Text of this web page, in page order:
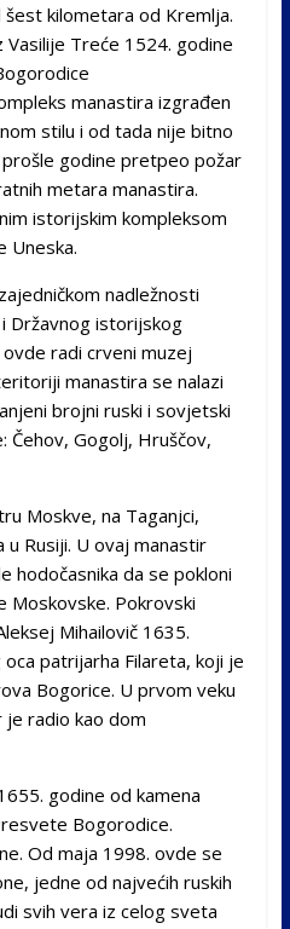
kilometara od Kremlja.
Vasilije Treće 1524. godine
manastira izgrađen
stilu i od tada nije bitno
godine pretpeo požar
metara manastira.
istorijskim kompleksom
Uneska.
nadležnosti
Državnog istorijskog
radi crveni muzej
manastira se nalazi
brojni ruski i sovjetski
Čehov, Gogolj, Hruščov,
Moskve, na Taganjci,
Rusiji. U ovaj manastir
hodočasnika da se pokloni
Moskovske. Pokrovski
Mihailovič 1635.
patrijarha Filareta, koji je
Bogorice. U prvom veku
radio kao dom
godine od kamena
Bogorodice.
Od maja 1998. ovde se
jedne od najvećih ruskih
svih vera iz celog sveta